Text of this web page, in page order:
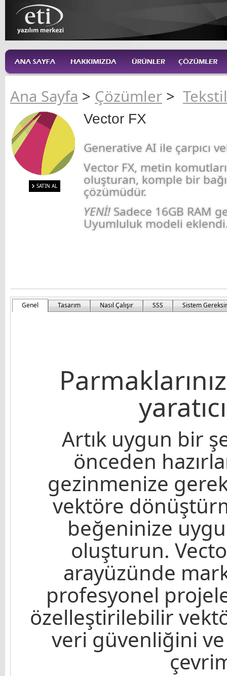
Ana Sayfa > Çözümler > Tekstil
SATIN AL
Vector FX
Generative AI ile çarpıcı
Vector FX, metin
oluşturan, komple bir
çözümüdür.
YENİ! Sadece 16GB RAM
Uyumluluk modeli
Genel Tasarım Nasıl Çalışır SSS Sistem
Artık uygun bir
önceden
gezinmenize
vektöre
beğeninize
oluşturun.
arayüzünde
profesyonel
özelleştirilebilir
veri güvenliğini